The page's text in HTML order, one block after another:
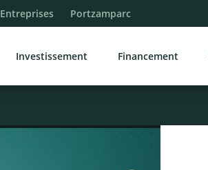
Entreprises Portzamparc
Investissement Financement